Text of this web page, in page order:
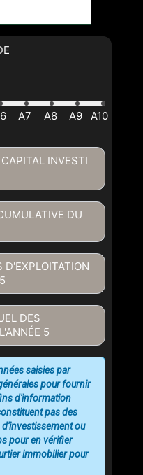
INVESTI
DU
D'EXPLOITATION
5
DES
5
saisies par
pour fournir
d'information
pas des
ou
pour en vérifier
immobilier pour